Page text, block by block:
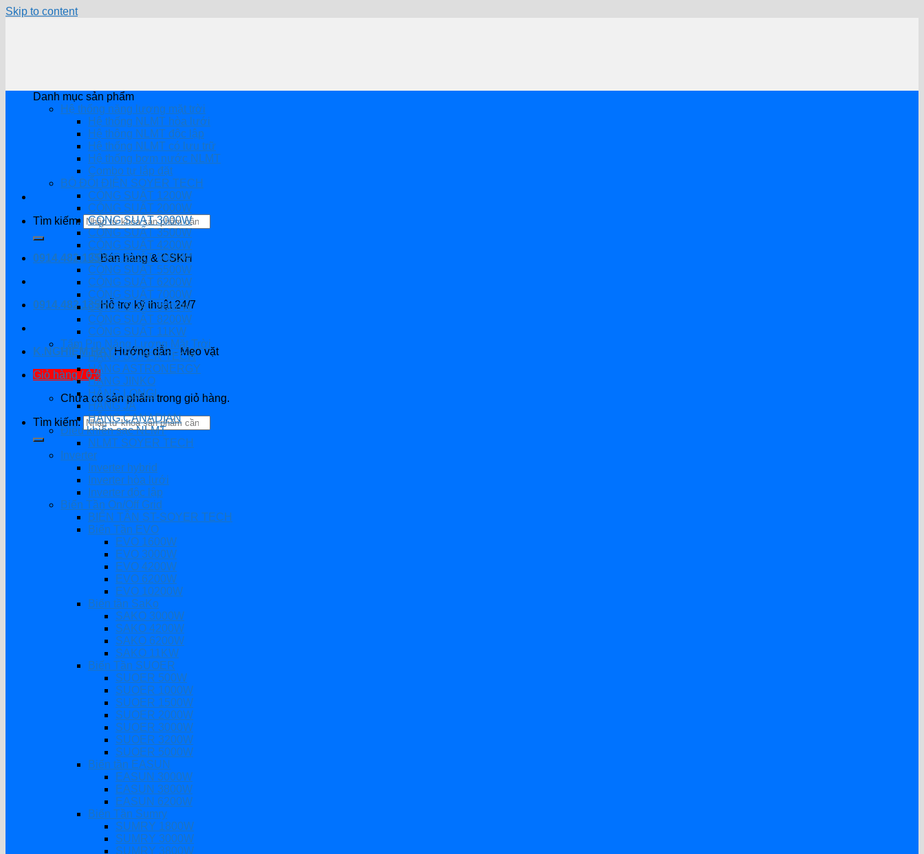
Skip to content
Tìm kiếm:
0914.482.135Bán hàng & CSKH
0914.482.135Hỗ trợ kỹ thuật 24/7
K.NGHIỆM HAYHướng dẫn - Mẹo vặt
Giỏ hàng /0₫
Chưa có sản phẩm trong giỏ hàng.
Tìm kiếm:
Danh mục sản phẩm
Hệ thống năng lượng mặt trời
Hệ thống NLMT hòa lưới
Hệ thông NLMT độc lập
Hệ thống NLMT có lưu trữ
Hệ thống bơm nước NLMT
Combo tự lắp đặt
BỘ ĐỔI ĐIỆN SOYER TECH
CÔNG SUẤT 1200W
CÔNG SUẤT 2000W
CÔNG SUẤT 3000W
CÔNG SUẤT 3500W
CÔNG SUẤT 4200W
CÔNG SUẤT 5000W
CÔNG SUẤT 5500W
CÔNG SUẤT 6200W
CÔNG SUẤT 7000W
CÔNG SUẤT 8000W
CÔNG SUẤT 8200W
CÔNG SUẤT 11KW
Tấm Pin Năng Lượng Mặt Trời
HÃNG SOYER TECH
HÃNG ASTRONERGY
HÃNG JINKO
HÃNG LONGI
HÃNG JA
HÃNG CANADIAN
Điều khiển sạc NLMT
NLMT SOYER TECH
Inverter
Inverter hybrid
Inverter hòa lưới
Inverter độc lập
Biến Tần On/Off Grid
BIẾN TẦN ST-SOYER TECH
Biến Tần EVO
EVO 1600W
EVO 3000W
EVO 4200W
EVO 6200W
EVO 10200W
Biến tần SaKo
SAKO 3000W
SAKO 4200W
SAKO 6200W
SAKO 11KW
Biến Tần SUOER
SUOER 500W
SUOER 1000W
SUOER 1500W
SUOER 2000W
SUOER 3000W
SUOER 3200W
SUOER 5000W
Biến tần EASUN
EASUN 3000W
EASUN 3800W
EASUN 6200W
Biến Tần Sumry
SUMRY 1800W
SUMRY 3000W
SUMRY 3800W